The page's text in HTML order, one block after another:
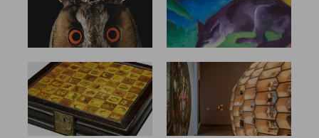
Mythe van
het bos
Franz Marc
De kracht
van regels
Top-
Tentoonste
llingen